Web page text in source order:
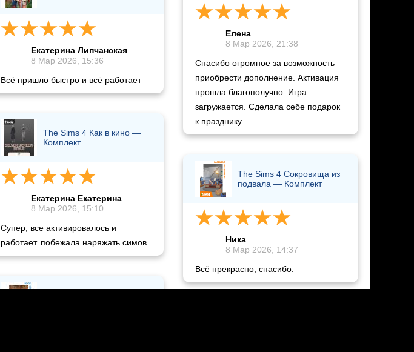
Екатерина Липчанская
8 Мар 2026, 15:36
Всё пришло быстро и всё работает
The Sims 4 Как в кино —
Комплект
Екатерина Екатерина
8 Мар 2026, 15:10
Супер, все активировалось и
работает. побежала наряжать симов
Елена
8 Мар 2026, 21:38
Спасибо огромное за возможность
приобрести дополнение. Активация
прошла благополучно. Игра
загружается. Сделала себе подарок
к празднику.
The Sims 4 Сокровища из
подвала — Комплект
Ника
8 Мар 2026, 14:37
Всё прекрасно, спасибо.